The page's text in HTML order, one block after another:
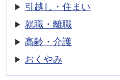
引越し・住まい
就職・離職
高齢・介護
おくやみ